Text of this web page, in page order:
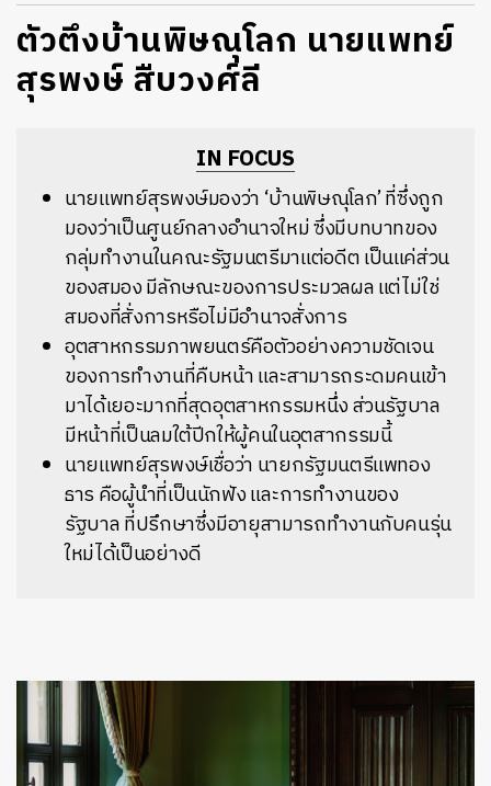
ตัวตึงบ้านพิษณุโลก นายแพทย์
สุรพงษ์ สืบวงศ์ลี
IN FOCUS
นายแพทย์สุรพงษ์มองว่า ‘บ้านพิษณุโลก’ ที่ซึ่งถูก
มองว่าเป็นศูนย์กลางอำนาจใหม่ ซึ่งมีบทบาทของ
กลุ่มทำงานในคณะรัฐมนตรีมาแต่อดีต เป็นแค่ส่วน
ของสมอง มีลักษณะของการประมวลผล แต่ไม่ใช่
สมองที่สั่งการหรือไม่มีอำนาจสั่งการ
อุตสาหกรรมภาพยนตร์คือตัวอย่างความชัดเจน
ของการทำงานที่คืบหน้า และสามารถระดมคนเข้า
มาได้เยอะมากที่สุดอุตสาหกรรมหนึ่ง ส่วนรัฐบาล
มีหน้าที่เป็นลมใต้ปีกให้ผู้คนในอุตสากรรมนี้
นายแพทย์สุรพงษ์เชื่อว่า นายกรัฐมนตรีแพทอง
ธาร คือผู้นำที่เป็นนักฟัง และการทำงานของ
รัฐบาล ที่ปรึกษาซึ่งมีอายุสามารถทำงานกับคนรุ่น
ใหม่ได้เป็นอย่างดี